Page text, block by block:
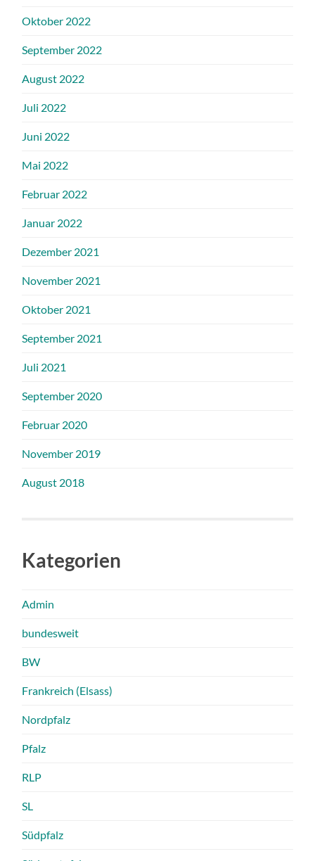
Oktober 2022
September 2022
August 2022
Juli 2022
Juni 2022
Mai 2022
Februar 2022
Januar 2022
Dezember 2021
November 2021
Oktober 2021
September 2021
Juli 2021
September 2020
Februar 2020
November 2019
August 2018
Kategorien
Admin
bundesweit
BW
Frankreich (Elsass)
Nordpfalz
Pfalz
RLP
SL
Südpfalz